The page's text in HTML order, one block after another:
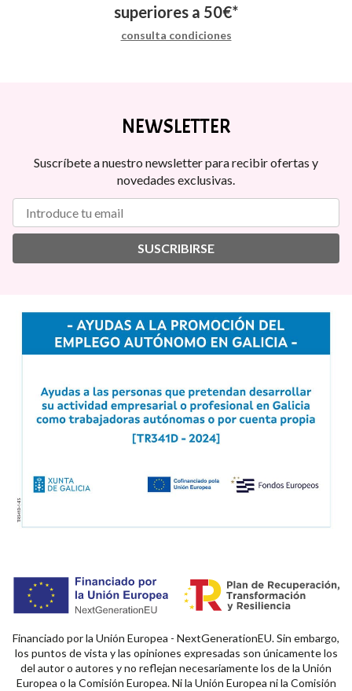
superiores a 50€*
consulta condiciones
NEWSLETTER
Suscríbete a nuestro newsletter para recibir ofertas y
novedades exclusivas.
SUSCRIBIRSE
Financiado por la Unión Europea - NextGenerationEU. Sin embargo,
los puntos de vista y las opiniones expresadas son únicamente los
del autor o autores y no reflejan necesariamente los de la Unión
Europea o la Comisión Europea. Ni la Unión Europea ni la Comisión